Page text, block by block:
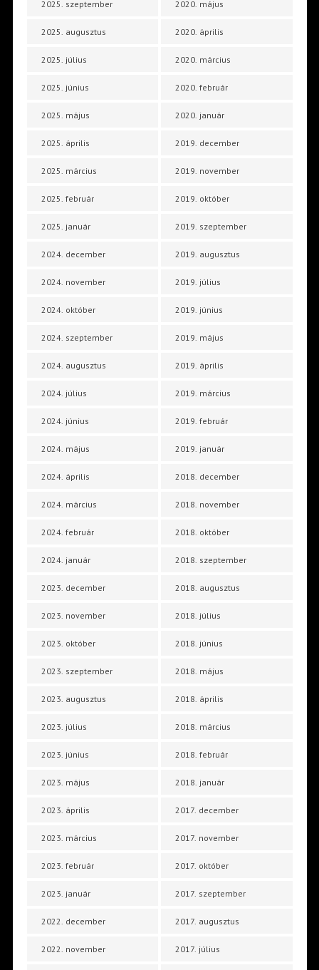
2025. szeptember
2025. augusztus
2025. július
2025. június
2025. május
2025. április
2025. március
2025. február
2025. január
2024. december
2024. november
2024. október
2024. szeptember
2024. augusztus
2024. július
2024. június
2024. május
2024. április
2024. március
2024. február
2024. január
2023. december
2023. november
2023. október
2023. szeptember
2023. augusztus
2023. július
2023. június
2023. május
2023. április
2023. március
2023. február
2023. január
2022. december
2022. november
2020. május
2020. április
2020. március
2020. február
2020. január
2019. december
2019. november
2019. október
2019. szeptember
2019. augusztus
2019. július
2019. június
2019. május
2019. április
2019. március
2019. február
2019. január
2018. december
2018. november
2018. október
2018. szeptember
2018. augusztus
2018. július
2018. június
2018. május
2018. április
2018. március
2018. február
2018. január
2017. december
2017. november
2017. október
2017. szeptember
2017. augusztus
2017. július